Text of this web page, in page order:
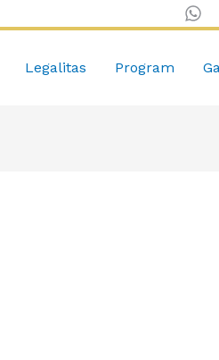
Legalitas Program